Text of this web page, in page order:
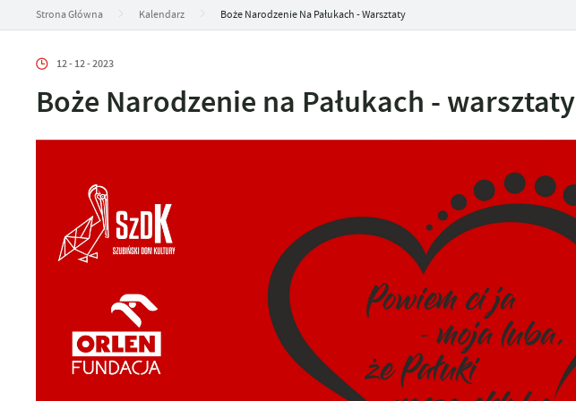
Strona Główna Kalendarz Boże Narodzenie Na Pałukach - Warsztaty
12 - 12 - 2023
Boże Narodzenie na Pałukach - warsztaty